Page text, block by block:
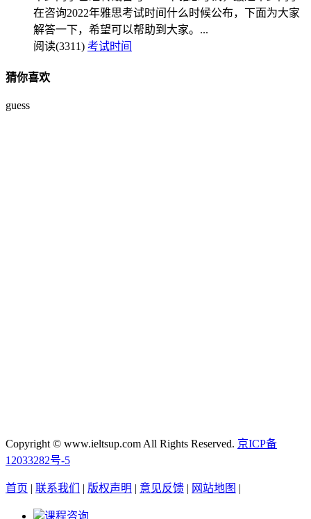
在咨询2022年雅思考试时间什么时候公布，下面为大家
解答一下，希望可以帮助到大家。...
阅读(3311) 考试时间
猜你喜欢
guess
Copyright © www.ieltsup.com All Rights Reserved. 京ICP备
12033282号-5
首页 | 联系我们 | 版权声明 | 意见反馈 | 网站地图 |
课程咨询